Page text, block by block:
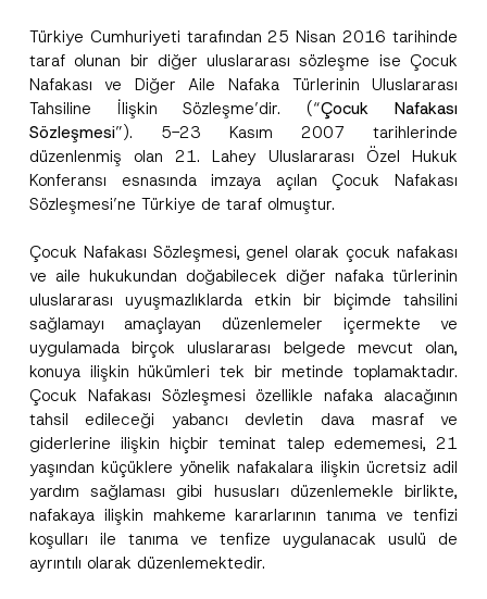
Türkiye Cumhuriyeti tarafından 25 Nisan 2016 tarihinde
taraf olunan bir diğer uluslararası sözleşme ise Çocuk
Nafakası ve Diğer Aile Nafaka Türlerinin Uluslararası
Tahsiline İlişkin Sözleşme’dir. (“Çocuk Nafakası
Sözleşmesi”). 5-23 Kasım 2007 tarihlerinde
düzenlenmiş olan 21. Lahey Uluslararası Özel Hukuk
Konferansı esnasında imzaya açılan Çocuk Nafakası
Sözleşmesi’ne Türkiye de taraf olmuştur.
Çocuk Nafakası Sözleşmesi, genel olarak çocuk nafakası
ve aile hukukundan doğabilecek diğer nafaka türlerinin
uluslararası uyuşmazlıklarda etkin bir biçimde tahsilini
sağlamayı amaçlayan düzenlemeler içermekte ve
uygulamada birçok uluslararası belgede mevcut olan,
konuya ilişkin hükümleri tek bir metinde toplamaktadır.
Çocuk Nafakası Sözleşmesi özellikle nafaka alacağının
tahsil edileceği yabancı devletin dava masraf ve
giderlerine ilişkin hiçbir teminat talep edememesi, 21
yaşından küçüklere yönelik nafakalara ilişkin ücretsiz adil
yardım sağlaması gibi hususları düzenlemekle birlikte,
nafakaya ilişkin mahkeme kararlarının tanıma ve tenfizi
koşulları ile tanıma ve tenfize uygulanacak usulü de
ayrıntılı olarak düzenlemektedir.
E-Posta Adresi*
Telefon Numarası*
P
i
a
c
y
N
t
i
e
Bu iletişim formu aracılığıyla sağlanan kişisel
verilerle ilgiliaydınlatma metnini okudum ve
anladım.
p
p
o
v
*
Bu iletişim formunu göndererek,
metninde açıklanan şekilde kişisel verilerimin
işlenmesine izin veriyorum.
GÖNDER